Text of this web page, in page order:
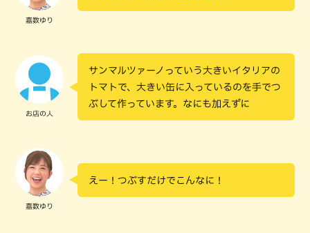
嘉数ゆり
お店の人
サンマルツァーノっていう大きいイタリアの
トマトで、大きい缶に入っているのを手でつ
ぶして作っています。なにも加えずに
嘉数ゆり
えー！つぶすだけでこんなに！